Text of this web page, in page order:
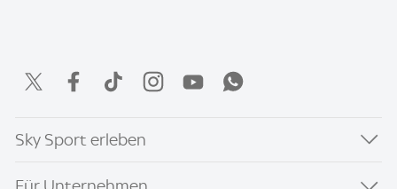
Sky Sport erleben